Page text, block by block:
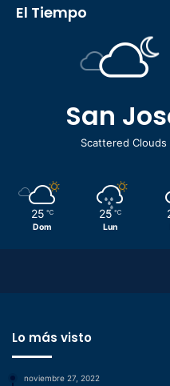
El Tiempo
San
Scattered Clouds
25 ℃
Dom
25 ℃
Lun
Lo más visto
noviembre 27, 2022